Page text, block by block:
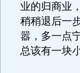
业的归商业
稍稍退后一
嚣，多一点
总该有一块